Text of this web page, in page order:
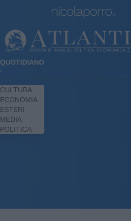
QUOTIDIANO
CULTURA
ECONOMIA
ESTERI
MEDIA
POLITICA